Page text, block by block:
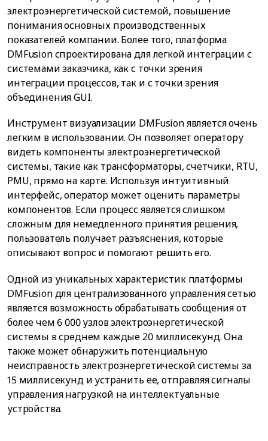
электроэнергетической системой, повышение
понимания основных производственных
показателей компании. Более того, платформа
DMFusion спроектирована для легкой интеграции с
системами заказчика, как с точки зрения
интеграции процессов, так и с точки зрения
объединения GUI.
Инструмент визуализации DMFusion является очень
легким в использовании. Он позволяет оператору
видеть компоненты электроэнергетической
системы, такие как трансформаторы, счетчики, RTU,
PMU, прямо на карте. Используя интуитивный
интерфейс, оператор может оценить параметры
компонентов. Если процесс является слишком
сложным для немедленного принятия решения,
пользователь получает разъяснения, которые
описывают вопрос и помогают решить его.
Одной из уникальных характеристик платформы
DMFusion для централизованного управления сетью
является возможность обрабатывать сообщения от
более чем 6 000 узлов электроэнергетической
системы в среднем каждые 20 миллисекунд. Она
также может обнаружить потенциальную
неисправность электроэнергетической системы за
15 миллисекунд и устранить ее, отправляя сигналы
управления нагрузкой на интеллектуальные
устройства.